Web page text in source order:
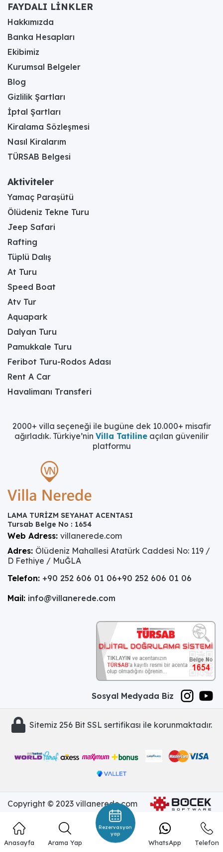
FAYDALI LİNKLER
Hakkımızda
Banka Hesapları
Ekibimiz
Kurumsal Belgeler
Blog
Gizlilik Şartları
İptal Şartları
Kiralama Sözleşmesi
Nasıl Kiralarım
TÜRSAB Belgesi
Aktiviteler
Yamaç Paraşütü
Ölüdeniz Tekne Turu
Jeep Safari
Rafting
Tüplü Dalış
At Turu
Speed Boat
Atv Tur
Aquapark
Dalyan Turu
Pamukkale Turu
Feribot Turu-Rodos Adası
Rent A Car
Havalimanı Transferi
2000+ villa seçeneği ile bugüne dek 10.000+ misafir
ağırladık. Türkiye’nin Villa Tatiline açılan güvenilir
platformu
LAMA TURİZM SEYAHAT ACENTASI
Tursab Belge No : 1654
Web Adress: villanerede.com
Adres: Ölüdeniz Mahallesi Atatürk Caddesi No: 119 /
D Fethiye / MuĞLA
Telefon: +90 252 606 01 06+90 252 606 01 06
Mail: info@villanerede.com
Sosyal Medyada Biz
Sitemiz 256 Bit SSL sertifikası ile korunmaktadır.
Copyright © 2023 villanerede.com
Anasayfa Arama Yap
Rezervasyon
yap
WhatsApp Telefon